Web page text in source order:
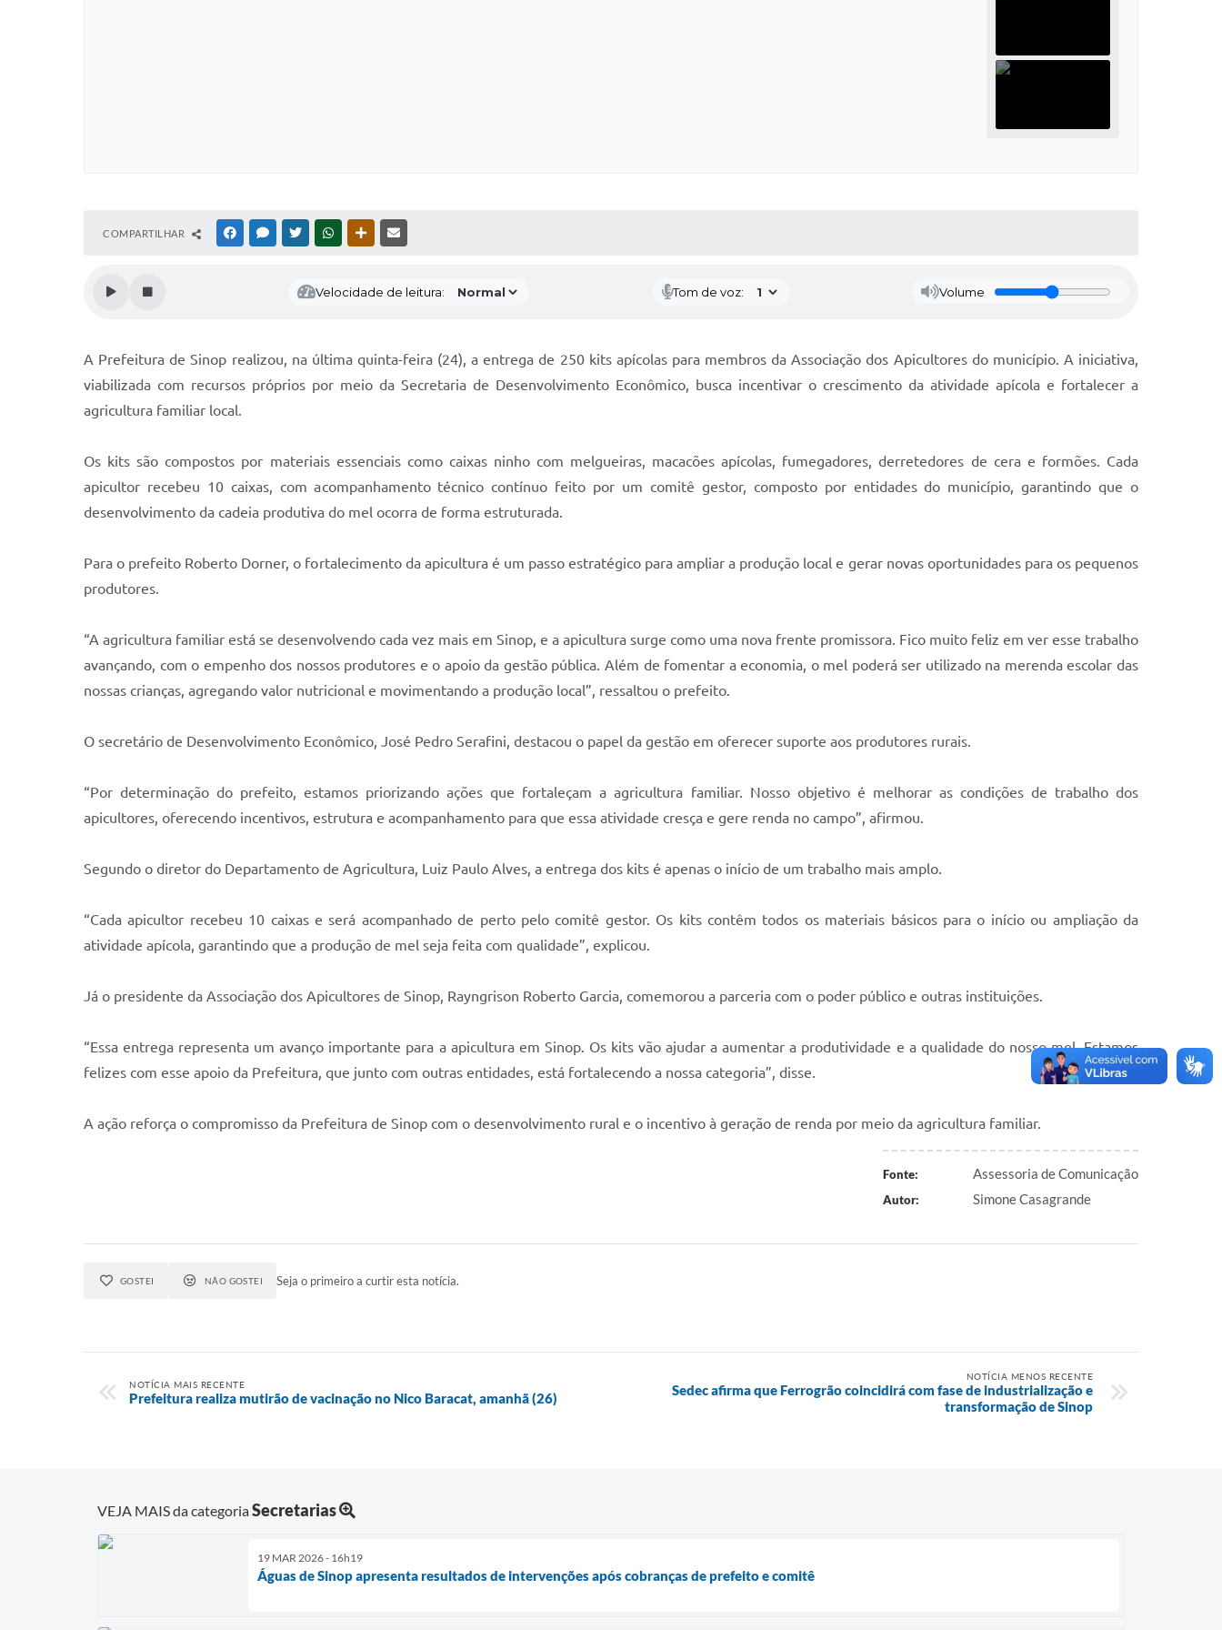
COMPARTILHAR FACEBOOKMESSENGER
TWITTERWHATSAPPOUTRAS MÍDIAS
Velocidade de leitura: Tom de voz: Volume
A Prefeitura de Sinop realizou, na última quinta-feira (24), a entrega de 250 kits apícolas para membros da Associação dos Apicultores do município. A iniciativa,
viabilizada com recursos próprios por meio da Secretaria de Desenvolvimento Econômico, busca incentivar o crescimento da atividade apícola e fortalecer a
agricultura familiar local.
Os kits são compostos por materiais essenciais como caixas ninho com melgueiras, macacões apícolas, fumegadores, derretedores de cera e formões. Cada
apicultor recebeu 10 caixas, com acompanhamento técnico contínuo feito por um comitê gestor, composto por entidades do município, garantindo que o
desenvolvimento da cadeia produtiva do mel ocorra de forma estruturada.
Para o prefeito Roberto Dorner, o fortalecimento da apicultura é um passo estratégico para ampliar a produção local e gerar novas oportunidades para os pequenos
produtores.
“A agricultura familiar está se desenvolvendo cada vez mais em Sinop, e a apicultura surge como uma nova frente promissora. Fico muito feliz em ver esse trabalho
avançando, com o empenho dos nossos produtores e o apoio da gestão pública. Além de fomentar a economia, o mel poderá ser utilizado na merenda escolar das
nossas crianças, agregando valor nutricional e movimentando a produção local”, ressaltou o prefeito.
O secretário de Desenvolvimento Econômico, José Pedro Serafini, destacou o papel da gestão em oferecer suporte aos produtores rurais.
“Por determinação do prefeito, estamos priorizando ações que fortaleçam a agricultura familiar. Nosso objetivo é melhorar as condições de trabalho dos
apicultores, oferecendo incentivos, estrutura e acompanhamento para que essa atividade cresça e gere renda no campo”, afirmou.
Segundo o diretor do Departamento de Agricultura, Luiz Paulo Alves, a entrega dos kits é apenas o início de um trabalho mais amplo.
“Cada apicultor recebeu 10 caixas e será acompanhado de perto pelo comitê gestor. Os kits contêm todos os materiais básicos para o início ou ampliação da
atividade apícola, garantindo que a produção de mel seja feita com qualidade”, explicou.
Já o presidente da Associação dos Apicultores de Sinop, Rayngrison Roberto Garcia, comemorou a parceria com o poder público e outras instituições.
“Essa entrega representa um avanço importante para a apicultura em Sinop. Os kits vão ajudar a aumentar a produtividade e a qualidade do nosso mel. Estamos
felizes com esse apoio da Prefeitura, que junto com outras entidades, está fortalecendo a nossa categoria”, disse.
A ação reforça o compromisso da Prefeitura de Sinop com o desenvolvimento rural e o incentivo à geração de renda por meio da agricultura familiar.
Fonte: Assessoria de Comunicação
Autor: Simone Casagrande
GOSTEI NÃO GOSTEI Seja o primeiro a curtir esta notícia.
NOTÍCIA MAIS RECENTE
Prefeitura realiza mutirão de vacinação no Nico Baracat, amanhã (26)
NOTÍCIA MENOS RECENTE
Sedec afirma que Ferrogrão coincidirá com fase de industrialização e
transformação de Sinop
VEJA MAIS da categoriaSecretarias
19 MAR 2026 - 16h19
Águas de Sinop apresenta resultados de intervenções após cobranças de prefeito e comitê